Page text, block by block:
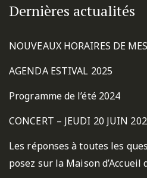
Dernières actualités
NOUVEAUX HORAIRES DE
AGENDA ESTIVAL 2025
Programme de l’été 2024
CONCERT – JEUDI 20 JUIN
Les réponses à toutes les
posez sur la Maison d’Accueil